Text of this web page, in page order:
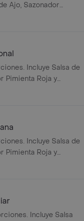
Ajo, Sazonador
Pepperoncini.
Incluye Salsa de
Pimienta Roja y
Incluye Salsa de
Pimienta Roja y
Incluye Salsa